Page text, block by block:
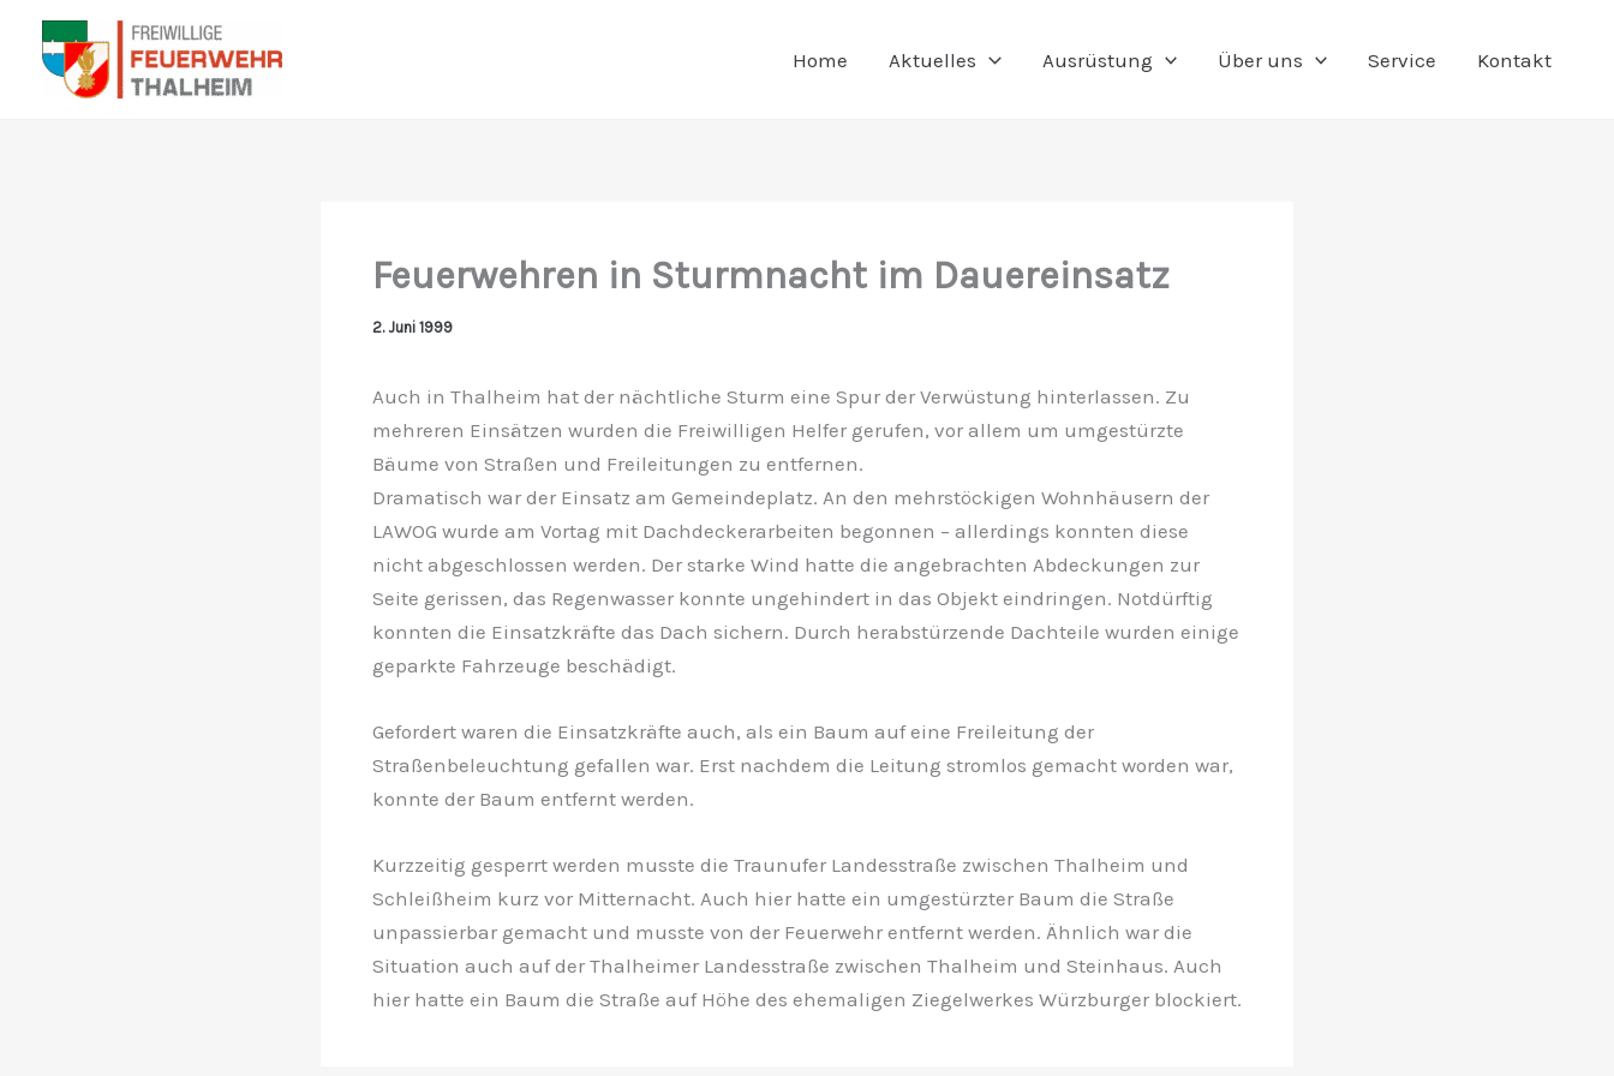
Zum
Inhalt
springen
Home Aktuelles Ausrüstung Über uns Service Kontakt
Feuerwehren in Sturmnacht im Dauereinsatz
2. Juni 1999
Auch in Thalheim hat der nächtliche Sturm eine Spur der Verwüstung hinterlassen. Zu
mehreren Einsätzen wurden die Freiwilligen Helfer gerufen, vor allem um umgestürzte
Bäume von Straßen und Freileitungen zu entfernen.
Dramatisch war der Einsatz am Gemeindeplatz. An den mehrstöckigen Wohnhäusern der
LAWOG wurde am Vortag mit Dachdeckerarbeiten begonnen – allerdings konnten diese
nicht abgeschlossen werden. Der starke Wind hatte die angebrachten Abdeckungen zur
Seite gerissen, das Regenwasser konnte ungehindert in das Objekt eindringen. Notdürftig
konnten die Einsatzkräfte das Dach sichern. Durch herabstürzende Dachteile wurden einige
geparkte Fahrzeuge beschädigt.
Gefordert waren die Einsatzkräfte auch, als ein Baum auf eine Freileitung der
Straßenbeleuchtung gefallen war. Erst nachdem die Leitung stromlos gemacht worden war,
konnte der Baum entfernt werden.
Kurzzeitig gesperrt werden musste die Traunufer Landesstraße zwischen Thalheim und
Schleißheim kurz vor Mitternacht. Auch hier hatte ein umgestürzter Baum die Straße
unpassierbar gemacht und musste von der Feuerwehr entfernt werden. Ähnlich war die
Situation auch auf der Thalheimer Landesstraße zwischen Thalheim und Steinhaus. Auch
hier hatte ein Baum die Straße auf Höhe des ehemaligen Ziegelwerkes Würzburger blockiert.